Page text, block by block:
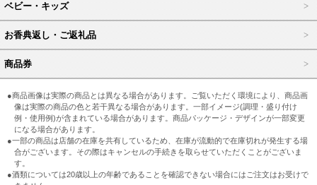
ベビー・キッズ
お香典返し・ご返礼品
商品券
●商品画像は実際の商品とは異なる場合があります。ご覧いただく環境により、商品画
像は実際の商品の色と若干異なる場合があります。一部イメージ(調理・盛り付け
例・使用例)が含まれている場合があります。商品パッケージ・デザインが一部変更
になる場合があります。
●一部の商品は店舗の在庫を共有しているため、在庫が流動的で在庫切れが発生する場
合がございます。その際はキャンセルの手続きを取らせていただくことがございま
す。
●酒類については20歳以上の年齢であることを確認できない場合にはご注文はお受けで